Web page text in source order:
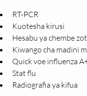
RT-PCR
Kuotesha kirusi
Hesabu ya chembe
Kiwango cha madini
Quick voe influenza
Stat flu
Radiografia ya kifua